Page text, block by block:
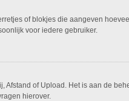
of blokjes die aangeven
voor iedere gebruiker.
Afstand of Upload. Het is aan de
hierover.